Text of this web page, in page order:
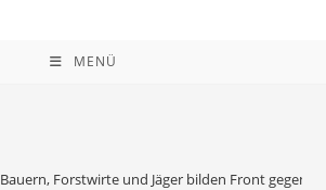
MENÜ
Bauern, Forstwirte und Jäger bilden Front gegen